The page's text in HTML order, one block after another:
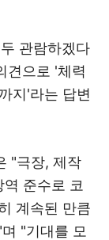
관람하겠다
견으로 '체력
지'라는 답변
"극장, 제작
준수로 코
계속된 만큼
"기대를 모